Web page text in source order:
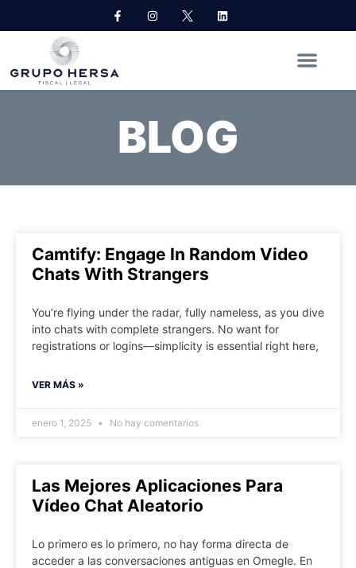
BLOG
Camtify: Engage In Random Video
Chats With Strangers
You’re flying under the radar, fully nameless, as you dive
into chats with complete strangers. No want for
registrations or logins—simplicity is essential right here,
VER MÁS »
enero 1, 2025 No hay comentarios
Las Mejores Aplicaciones Para
Vídeo Chat Aleatorio
Lo primero es lo primero, no hay forma directa de
acceder a las conversaciones antiguas en Omegle. En